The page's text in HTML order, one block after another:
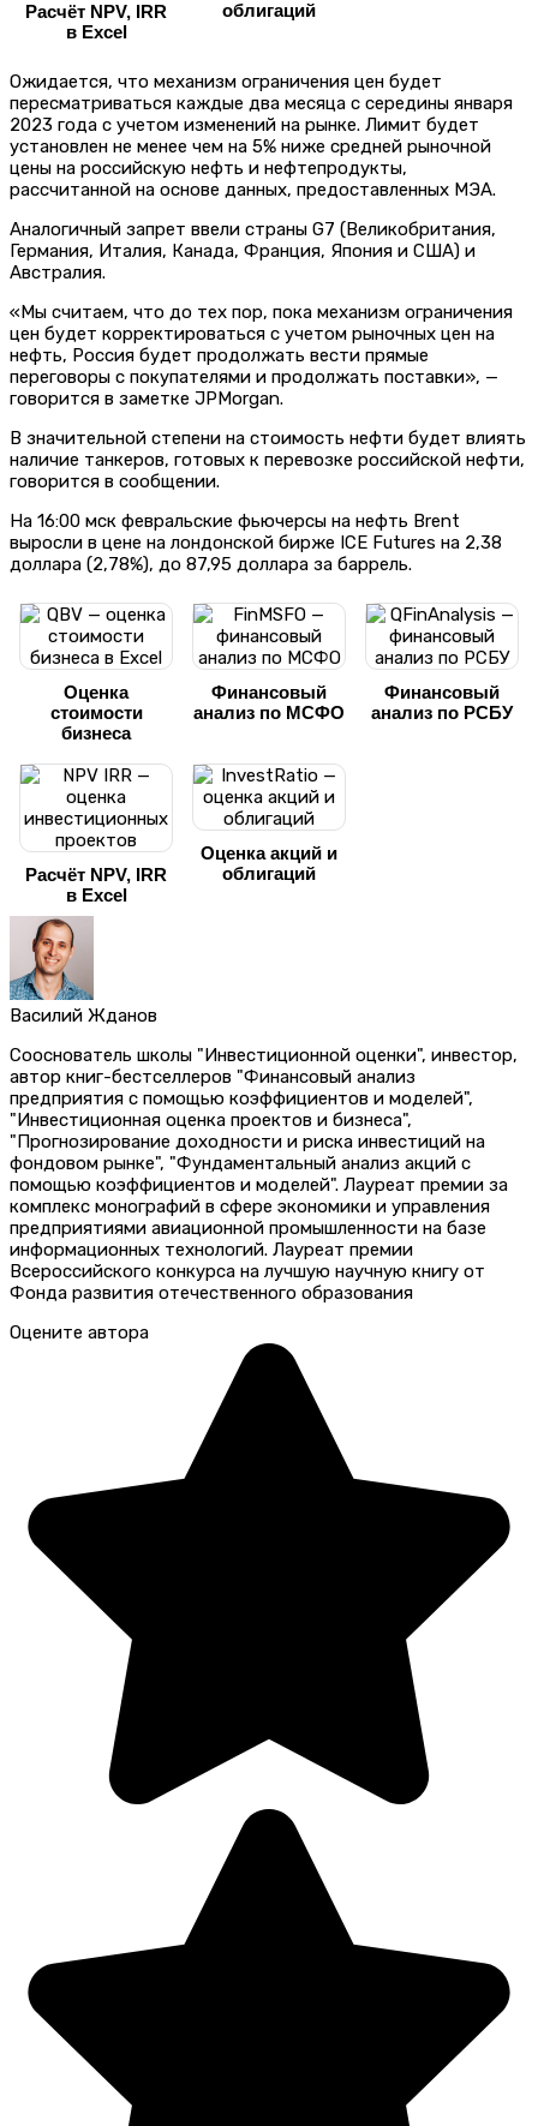
Расчёт NPV, IRR
в Excel
облигаций
Ожидается, что механизм ограничения цен будет
пересматриваться каждые два месяца с середины января
2023 года с учетом изменений на рынке. Лимит будет
установлен не менее чем на 5% ниже средней рыночной
цены на российскую нефть и нефтепродукты,
рассчитанной на основе данных, предоставленных МЭА.
Аналогичный запрет ввели страны G7 (Великобритания,
Германия, Италия, Канада, Франция, Япония и США) и
Австралия.
«Мы считаем, что до тех пор, пока механизм ограничения
цен будет корректироваться с учетом рыночных цен на
нефть, Россия будет продолжать вести прямые
переговоры с покупателями и продолжать поставки», —
говорится в заметке JPMorgan.
В значительной степени на стоимость нефти будет влиять
наличие танкеров, готовых к перевозке российской нефти,
говорится в сообщении.
На 16:00 мск февральские фьючерсы на нефть Brent
выросли в цене на лондонской бирже ICE Futures на 2,38
доллара (2,78%), до 87,95 доллара за баррель.
Оценка
стоимости
бизнеса
Финансовый
анализ по МСФО
Финансовый
анализ по РСБУ
Расчёт NPV, IRR
в Excel
Оценка акций и
облигаций
Василий Жданов
Сооснователь школы "Инвестиционной оценки", инвестор,
автор книг-бестселлеров "Финансовый анализ
предприятия с помощью коэффициентов и моделей",
"Инвестиционная оценка проектов и бизнеса",
"Прогнозирование доходности и риска инвестиций на
фондовом рынке", "Фундаментальный анализ акций с
помощью коэффициентов и моделей". Лауреат премии за
комплекс монографий в сфере экономики и управления
предприятиями авиационной промышленности на базе
информационных технологий. Лауреат премии
Всероссийского конкурса на лучшую научную книгу от
Фонда развития отечественного образования
Оцените автора